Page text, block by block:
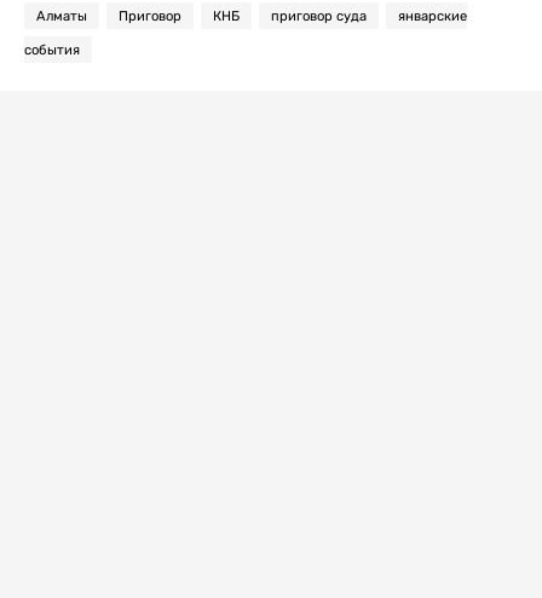
Алматы Приговор КНБ приговор суда январские
события